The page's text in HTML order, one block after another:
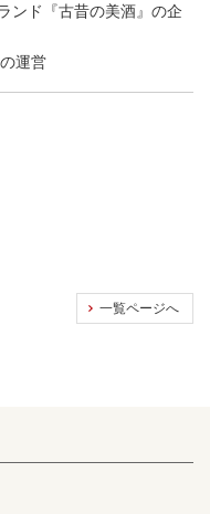
ンド『古昔の美酒』の企
運営
一覧ページへ